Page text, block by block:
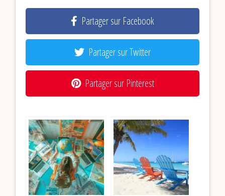
Partager sur Facebook
Partager sur Twitter
Partager sur Pinterest